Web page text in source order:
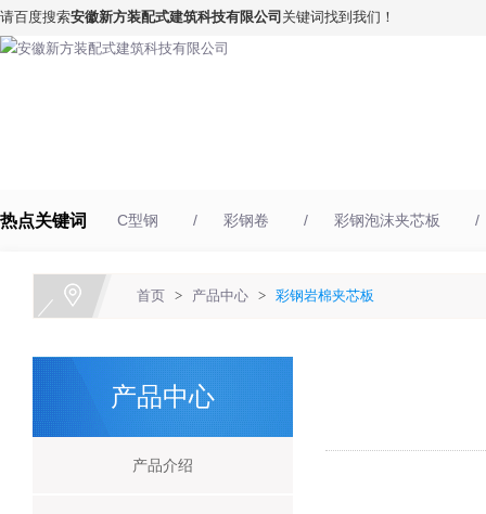
请百度搜索安徽新方装配式建筑科技有限公司 关键词找到我们！
热点关键词 C型钢 彩钢卷 彩钢泡沫夹芯板
首页 > 产品中心 > 彩钢岩棉夹芯板
产品中心
产品介绍